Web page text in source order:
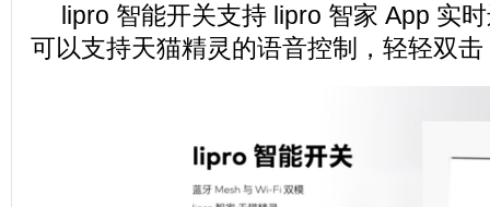
lipro 智能开关支持 lipro 智家 App 实
可以支持天猫精灵的语音控制，轻轻双